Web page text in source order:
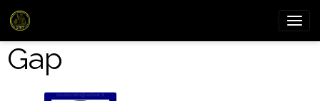
Gap